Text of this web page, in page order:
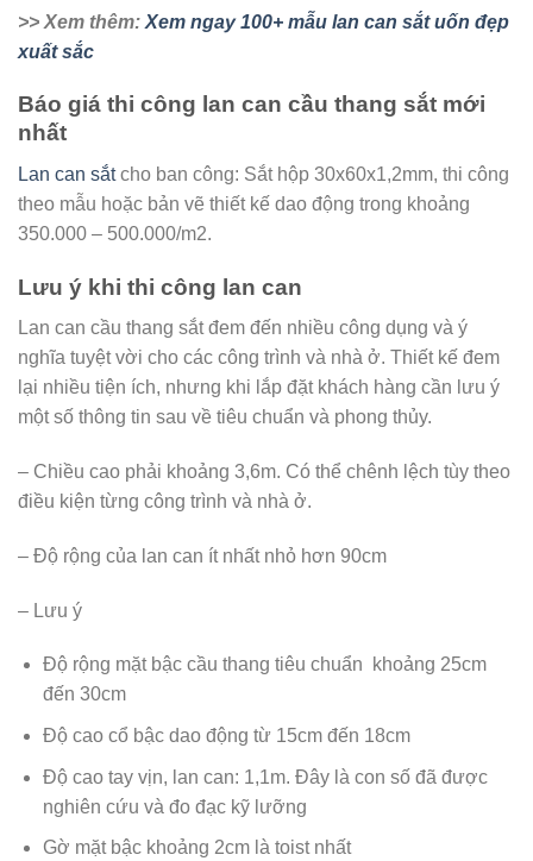
>> Xem thêm: Xem ngay 100+ mẫu lan can sắt uốn đẹp
xuất sắc
Báo giá thi công lan can cầu thang sắt mới
nhất
Lan can sắtcho ban công: Sắt hộp 30x60x1,2mm, thi công
theo mẫu hoặc bản vẽ thiết kế dao động trong khoảng
350.000 – 500.000/m2.
Lưu ý khi thi công lan can
Lan can cầu thang sắt đem đến nhiều công dụng và ý
nghĩa tuyệt vời cho các công trình và nhà ở. Thiết kế đem
lại nhiều tiện ích, nhưng khi lắp đặt khách hàng cần lưu ý
một số thông tin sau về tiêu chuẩn và phong thủy.
– Chiều cao phải khoảng 3,6m. Có thể chênh lệch tùy theo
điều kiện từng công trình và nhà ở.
– Độ rộng của lan can ít nhất nhỏ hơn 90cm
– Lưu ý
Độ rộng mặt bậc cầu thang tiêu chuẩn khoảng 25cm
đến 30cm
Độ cao cổ bậc dao động từ 15cm đến 18cm
Độ cao tay vịn, lan can: 1,1m. Đây là con số đã được
nghiên cứu và đo đạc kỹ lưỡng
Gờ mặt bậc khoảng 2cm là toist nhất